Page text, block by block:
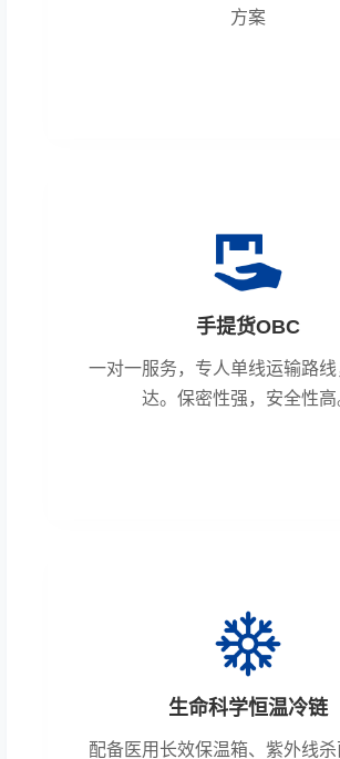
方案
手提货OBC
一对一服务，专人单线运输路
达。保密性强，安全性高
生命科学恒温冷链
配备医用长效保温箱、紫外线